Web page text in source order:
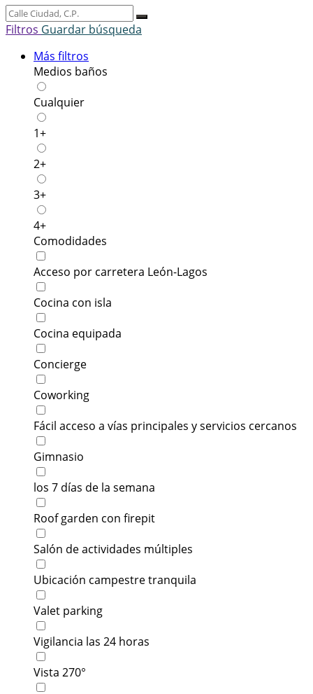
Filtros Guardar búsqueda
Más filtros
Medios baños
Cualquier
1+
2+
3+
4+
Comodidades
Acceso por carretera León-Lagos
Cocina con isla
Cocina equipada
Concierge
Coworking
Fácil acceso a vías principales y servicios cercanos
Gimnasio
los 7 días de la semana
Roof garden con firepit
Salón de actividades múltiples
Ubicación campestre tranquila
Valet parking
Vigilancia las 24 horas
Vista 270°